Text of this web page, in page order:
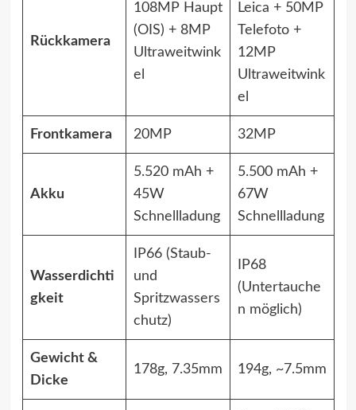
Rückkamera
108MP Haupt
(OIS) + 8MP
Ultraweitwink
el
Leica + 50MP
Telefoto +
12MP
Ultraweitwink
el
Frontkamera 20MP 32MP
Akku
5.520 mAh +
45W
Schnellladung
5.500 mAh +
67W
Schnellladung
Wasserdichti
gkeit
IP66 (Staub-
und
Spritzwassers
chutz)
IP68
(Untertauche
n möglich)
Gewicht &
Dicke
178g, 7.35mm 194g, ~7.5mm